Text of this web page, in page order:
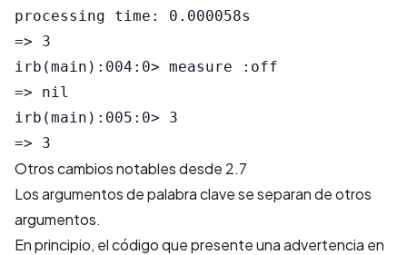
processing time: 0.000058s
=> 3
irb(main):004:0> measure :off
=> nil
irb(main):005:0> 3
Otros cambios notables desde 2.7
Los argumentos de palabra clave se separan de otros
argumentos.
En principio, el código que presente una advertencia en